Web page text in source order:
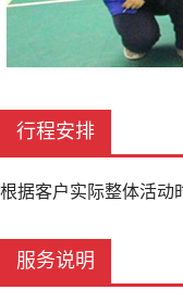
行程安排
根据客户实际整体活动
服务说明